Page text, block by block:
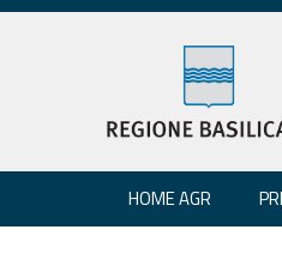
HOME AGR